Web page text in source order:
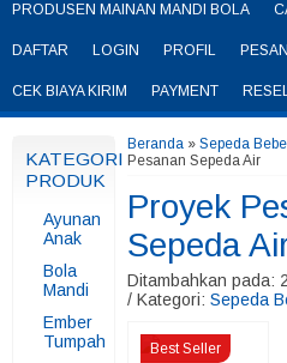
PRODUSEN MAINAN MANDI BOLA
DAFTAR LOGIN PROFIL
CEK BIAYA KIRIM PAYMENT
KATEGORI
PRODUK
Ayunan
Anak
Bola
Mandi
Ember
Tumpah
Beranda» Sepeda
Pesanan Sepeda Air
Proyek
Sepeda
Ditambahkan pada:
/ Kategori: Sepeda
Best Seller